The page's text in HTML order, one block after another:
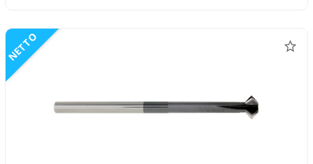
NETTO